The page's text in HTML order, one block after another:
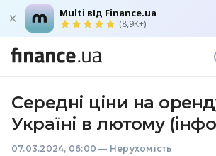
Multi від Finance.ua
(8,9K+)
Середні ціни на
Україні в лютому
07.03.2024, 06:00 — Нерухомість